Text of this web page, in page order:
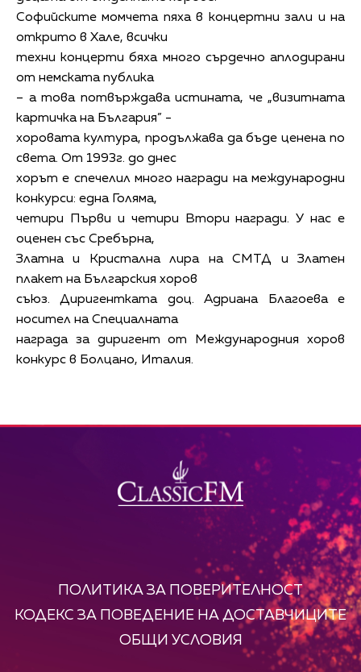
Софийските момчета пяха в концертни зали и на
открито в Хале, всички
техни концерти бяха много сърдечно аплодирани
от немската публика
– а това потвърждава истината, че „визитната
картичка на България” -
хоровата култура, продължава да бъде ценена по
света. От 1993г. до днес
хорът е спечелил много награди на международни
конкурси: една Голяма,
четири Първи и четири Втори награди. У нас е
оценен със Сребърна,
Златна и Кристална лира на СМТД и Златен
плакет на Българския хоров
съюз. Диригентката доц. Адриана Благоева е
носител на Специалната
награда за диригент от Международния хоров
конкурс в Болцано, Италия.
ПОЛИТИКА ЗА ПОВЕРИТЕЛНОСТ
КОДЕКС ЗА ПОВЕДЕНИЕ НА ДОСТАВЧИЦИТЕ
ОБЩИ УСЛОВИЯ